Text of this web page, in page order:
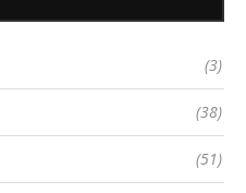
(3)
(38)
(51)